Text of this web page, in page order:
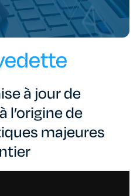
à jour de
l’origine de
majeures